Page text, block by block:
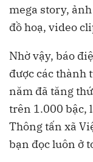
mega story,
đồ hoạ, video
Nhờ vậy, báo
được các thành
năm đã tăng
trên 1.000 bậc,
Thông tấn xã
bạn đọc luôn ở